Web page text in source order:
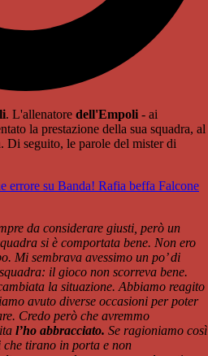
. L'allenatore dell'Empoli - ai
la prestazione della sua squadra, al
Di seguito, le parole del mister di
errore su Banda! Rafia beffa Falcone
da considerare giusti, però un
si è comportata bene. Non ero
Mi sembrava avessimo un po’ di
il gioco non scorreva bene.
la situazione. Abbiamo reagito
avuto diverse occasioni per poter
Credo però che avremmo
l’ho abbracciato. Se ragioniamo così
tirano in porta e non